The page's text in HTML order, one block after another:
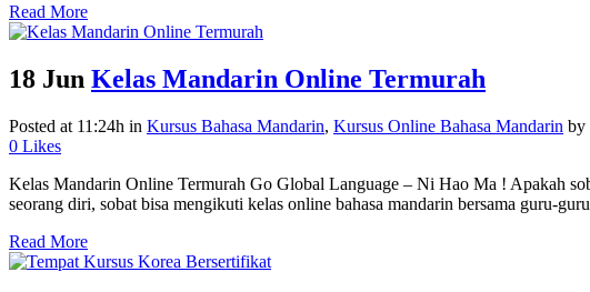
Read More
18 Jun Kelas Mandarin Online Termurah
Posted at 11:24h in Kursus Bahasa Mandarin, Kursus Online Bahasa Mandarin by
0 Likes
Kelas Mandarin Online Termurah Go Global Language – Ni Hao Ma ! Apakah
seorang diri, sobat bisa mengikuti kelas online bahasa mandarin bersama guru-
Read More